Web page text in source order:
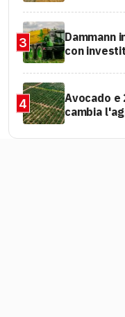
3
Dammann
con
4
Avocado e
cambia